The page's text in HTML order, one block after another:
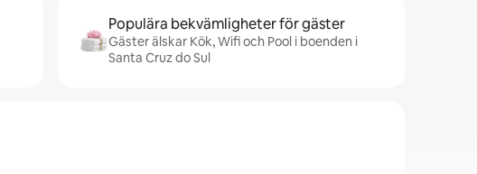
Populära bekvämligheter för gäster
Gäster älskar Kök, Wifi och Pool i boenden i
Santa Cruz do Sul